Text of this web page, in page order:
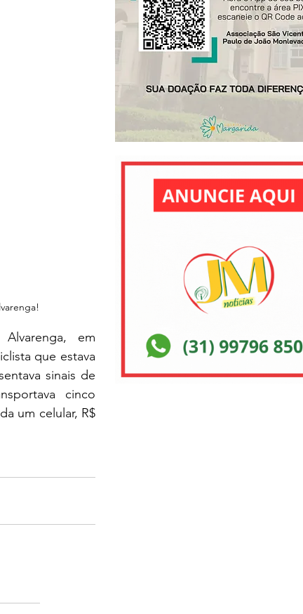
em
que estava
sinais de
cinco
um celular, R$